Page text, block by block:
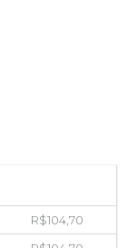
R$104,70